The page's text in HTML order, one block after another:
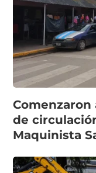
de
Maquinista